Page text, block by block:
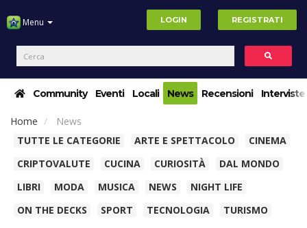
Menu LOGIN REGISTRATI
Community Eventi Locali News Recensioni Interviste
Home
News
TUTTE LE CATEGORIE
ARTE E SPETTACOLO
CINEMA
CRIPTOVALUTE
CUCINA CURIOSITÀ
DAL MONDO
LIBRI
MODA MUSICA NEWS
NIGHT LIFE
ON THE DECKS
SPORT TECNOLOGIA TURISMO